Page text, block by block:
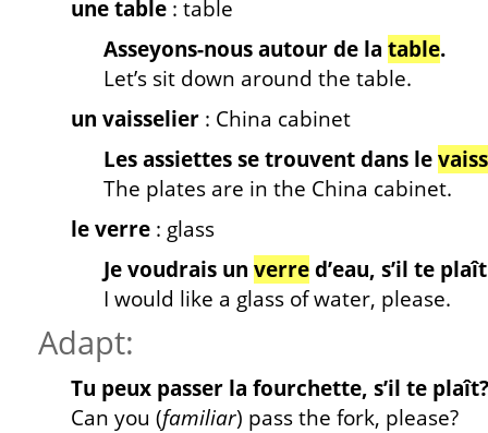
une table : table
Asseyons-nous autour de la table.
Let’s sit down around the table.
un vaisselier : China cabinet
Les assiettes se trouvent dans le
The plates are in the China cabinet.
le verre : glass
Je voudrais un verred’eau, s’il te
I would like a glass of water, please.
Adapt:
Tu peux passer la fourchette, s’il te plaît?
Can you (familiar) pass the fork, please?